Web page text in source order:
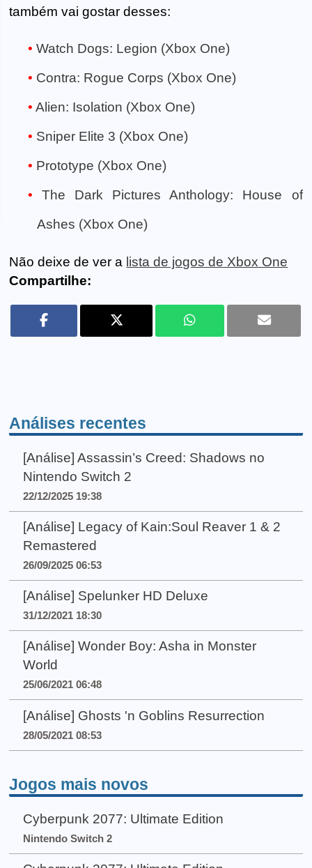
também vai gostar desses:
Watch Dogs: Legion (Xbox One)
Contra: Rogue Corps (Xbox One)
Alien: Isolation (Xbox One)
Sniper Elite 3 (Xbox One)
Prototype (Xbox One)
The Dark Pictures Anthology: House of
Ashes (Xbox One)
Não deixe de ver a lista de jogos de Xbox One
Compartilhe:
Análises recentes
[Análise] Assassin’s Creed: Shadows no
Nintendo Switch 2
22/12/2025 19:38
[Análise] Legacy of Kain:Soul Reaver 1 & 2
Remastered
26/09/2025 06:53
[Análise] Spelunker HD Deluxe
31/12/2021 18:30
[Análise] Wonder Boy: Asha in Monster
World
25/06/2021 06:48
[Análise] Ghosts 'n Goblins Resurrection
28/05/2021 08:53
Jogos mais novos
Cyberpunk 2077: Ultimate Edition
Nintendo Switch 2